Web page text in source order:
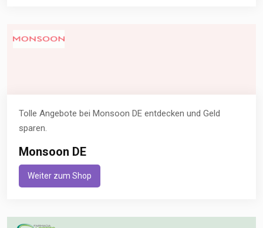
Tolle Angebote bei Monsoon DE entdecken und Geld
sparen.
Monsoon DE
Weiter zum Shop